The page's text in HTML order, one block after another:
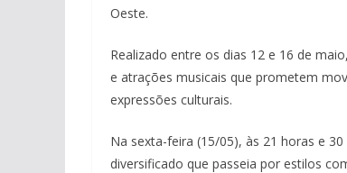
Oeste.
Realizado entre os dias 12 e 16 de
e atrações musicais que prometem
expressões culturais.
Na sexta-feira (15/05), às 21 horas e
diversificado que passeia por estilos